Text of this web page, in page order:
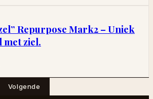
Repurpose Mark2 – Uniek
met ziel.
Volgende